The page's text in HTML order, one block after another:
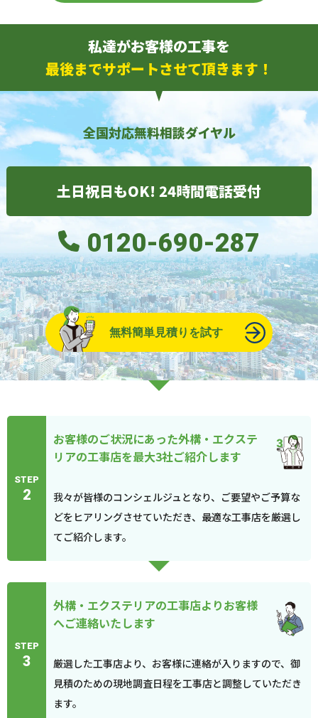
私達がお客様の工事を
最後までサポートさせて頂きます！
全国対応無料相談ダイヤル
土日祝日もOK! 24時間電話受付
0120-690-287
無料簡単見積りを試す
STEP
2
お客様のご状況にあった外構・エクステ
リアの工事店を最大3社ご紹介します
我々が皆様のコンシェルジュとなり、ご要望やご予算な
どをヒアリングさせていただき、最適な工事店を厳選し
てご紹介します。
STEP
3
外構・エクステリアの工事店よりお客様
へご連絡いたします
厳選した工事店より、お客様に連絡が入りますので、御
見積のための現地調査日程を工事店と調整していただき
ます。